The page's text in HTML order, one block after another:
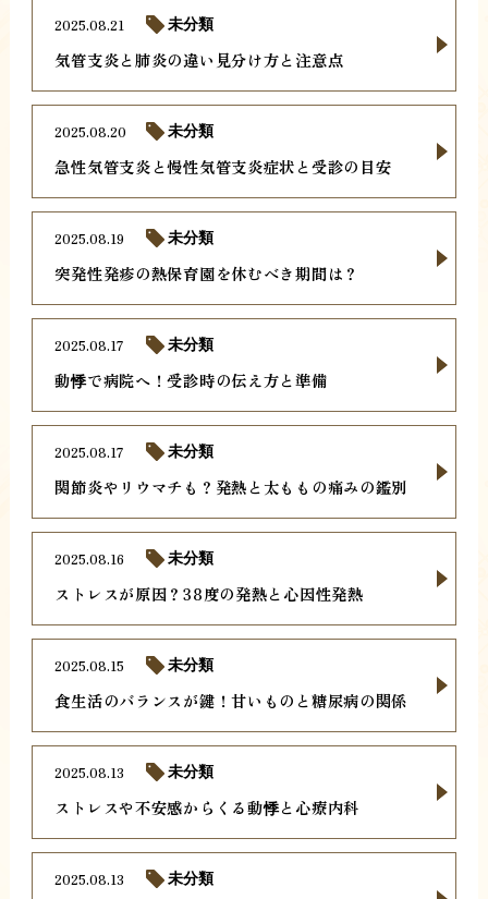
気管支炎と肺炎の違い見分け方と注意点
2025.08.21 未分類
急性気管支炎と慢性気管支炎症状と受診の目安
2025.08.20 未分類
突発性発疹の熱保育園を休むべき期間は？
2025.08.19 未分類
動悸で病院へ！受診時の伝え方と準備
2025.08.17 未分類
関節炎やリウマチも？発熱と太ももの痛みの鑑別
2025.08.17 未分類
ストレスが原因？38度の発熱と心因性発熱
2025.08.16 未分類
食生活のバランスが鍵！甘いものと糖尿病の関係
2025.08.15 未分類
ストレスや不安感からくる動悸と心療内科
2025.08.13 未分類
2025.08.13 未分類